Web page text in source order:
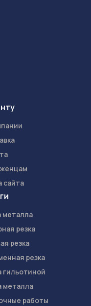
сайта
металла
резка
резка
резка
гильотиной
металла
работы